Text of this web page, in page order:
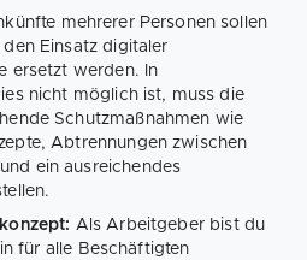
mehrerer Personen sollen
Einsatz digitaler
ersetzt werden. In
nicht möglich ist, muss die
Schutzmaßnahmen wie
Abtrennungen zwischen
ein ausreichendes
Als Arbeitgeber bist du
für alle Beschäftigten